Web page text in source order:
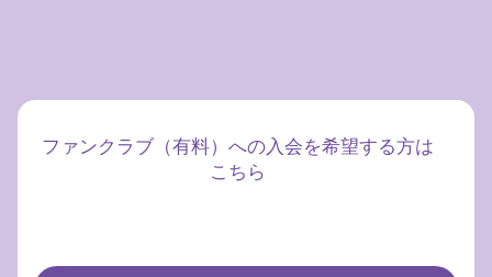
ファンクラブ（有料）への入会を希望する方は
こちら